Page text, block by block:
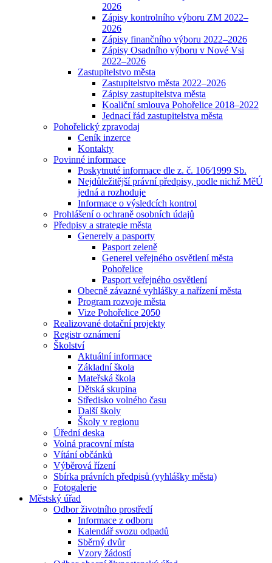
2026
Zápisy kontrolního výboru ZM 2022–
2026
Zápisy finančního výboru 2022–2026
Zápisy Osadního výboru v Nové Vsi
2022–2026
Zastupitelstvo města
Zastupitelstvo města 2022–2026
Zápisy zastupitelstva města
Koaliční smlouva Pohořelice 2018–2022
Jednací řád zastupitelstva města
Pohořelický zpravodaj
Ceník inzerce
Kontakty
Povinné informace
Poskytnuté informace dle z. č. 106⁄1999 Sb.
Nejdůležitější právní předpisy, podle nichž MěÚ
jedná a rozhoduje
Informace o výsledcích kontrol
Prohlášení o ochraně osobních údajů
Předpisy a strategie města
Generely a pasporty
Pasport zeleně
Generel veřejného osvětlení města
Pohořelice
Pasport veřejného osvětlení
Obecně závazné vyhlášky a nařízení města
Program rozvoje města
Vize Pohořelice 2050
Realizované dotační projekty
Registr oznámení
Školství
Aktuální informace
Základní škola
Mateřská škola
Dětská skupina
Středisko volného času
Další školy
Školy v regionu
Úřední deska
Volná pracovní místa
Vítání občánků
Výběrová řízení
Sbírka právních předpisů (vyhlášky města)
Fotogalerie
Městský úřad
Odbor životního prostředí
Informace z odboru
Kalendář svozu odpadů
Sběrný dvůr
Vzory žádostí